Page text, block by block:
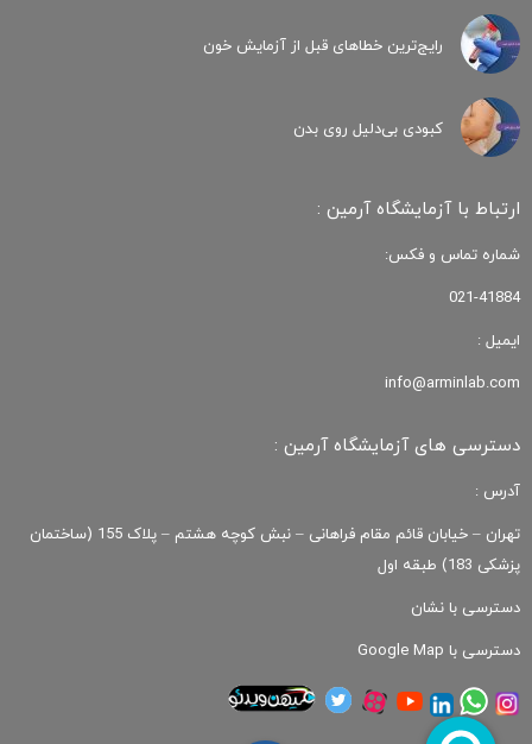
رایج‌ترین خطاهای قبل از آزمایش خون
کبودی‌ بی‌دلیل روی بدن
ارتباط با آزمایشگاه آرمین :
شماره تماس و فکس:
021-41884
ایمیل :
info@arminlab.com
دسترسی های آزمایشگاه آرمین :
آدرس :
تهران – خیابان قائم مقام فراهانی – نبش کوچه هشتم – پلاک 155 (ساختمان
پزشکی 183) طبقه اول
دسترسی با نشان
دسترسی با Google Map